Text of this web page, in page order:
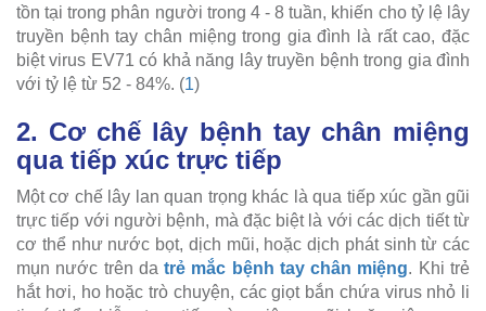
tồn tại trong phân người trong 4 - 8 tuần, khiến cho tỷ lệ lây
truyền bệnh tay chân miệng trong gia đình là rất cao, đặc
biệt virus EV71 có khả năng lây truyền bệnh trong gia đình
với tỷ lệ từ 52 - 84%. (1)
2. Cơ chế lây bệnh tay chân miệng
qua tiếp xúc trực tiếp
Một cơ chế lây lan quan trọng khác là qua tiếp xúc gần gũi
trực tiếp với người bệnh, mà đặc biệt là với các dịch tiết từ
cơ thể như nước bọt, dịch mũi, hoặc dịch phát sinh từ các
mụn nước trên datrẻ mắc bệnh tay chân miệng. Khi trẻ
hắt hơi, ho hoặc trò chuyện, các giọt bắn chứa virus nhỏ li